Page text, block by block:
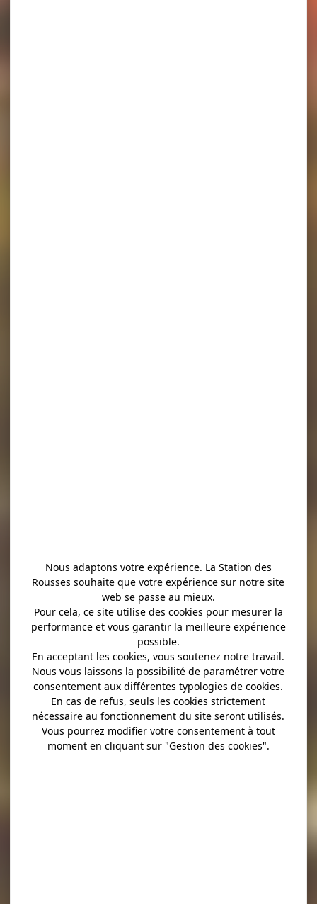
Nous adaptons votre expérience. La Station des
Rousses souhaite que votre expérience sur notre site
web se passe au mieux.
Pour cela, ce site utilise des cookies pour mesurer la
performance et vous garantir la meilleure expérience
possible.
En acceptant les cookies, vous soutenez notre travail.
Nous vous laissons la possibilité de paramétrer votre
consentement aux différentes typologies de cookies.
En cas de refus, seuls les cookies strictement
nécessaire au fonctionnement du site seront utilisés.
Vous pourrez modifier votre consentement à tout
moment en cliquant sur "Gestion des cookies".